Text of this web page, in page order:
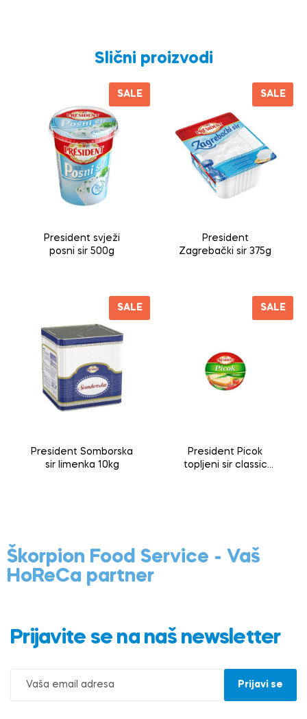
Slični proizvodi
SALE
President svježi
posni sir 500g
SALE
President
Zagrebački sir 375g
SALE
President Somborska
sir limenka 10kg
SALE
President Picok
topljeni sir classic
Škorpion Food Service - Vaš
HoReCa partner
Prijavite se na naš newsletter